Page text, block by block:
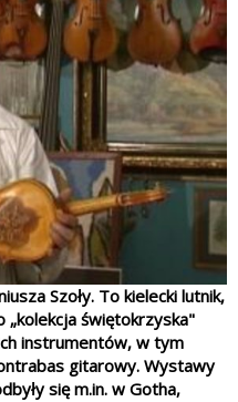
Szoły. To kielecki lutnik,
świętokrzyska"
instrumentów, w tym
gitarowy. Wystawy
się m.in. w Gotha,